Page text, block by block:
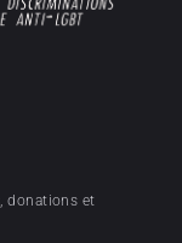
donations et